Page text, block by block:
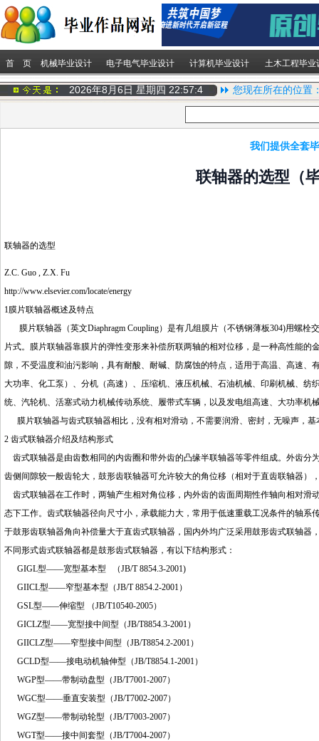
首 页 机械毕业设计 电子电气毕业设计 计算机毕业设计 土木工程毕业
2026年8月6日 星期四 22:57:5 您现在所在的位置
我们提供全套
联轴器的选型（
联轴器的选型
Z.C. Guo , Z.X. Fu
http://www.elsevier.com/locate/energy
1膜片联轴器概述及特点
膜片联轴器（英文Diaphragm Coupling）是有几组膜片（不锈钢薄板304)用螺栓
片式。膜片联轴器靠膜片的弹性变形来补偿所联两轴的相对位移，是一种高性能
隙，不受温度和油污影响，具有耐酸、耐碱、防腐蚀的特点，适用于高温、高速
大功率、化工泵）、分机（高速）、压缩机、液压机械、石油机械、印刷机械、
统、汽轮机、活塞式动力机械传动系统、履带式车辆，以及发电组高速、大功率机
膜片联轴器与齿式联轴器相比，没有相对滑动，不需要润滑、密封，无噪声，
2 齿式联轴器介绍及结构形式
齿式联轴器是由齿数相同的内齿圈和带外齿的凸缘半联轴器等零件组成。外齿分
齿侧间隙较一般齿轮大，鼓形齿联轴器可允许较大的角位移（相对于直齿联轴器）
齿式联轴器在工作时，两轴产生相对角位移，内外齿的齿面周期性作轴向相对滑
态下工作。齿式联轴器径向尺寸小，承载能力大，常用于低速重载工况条件的轴
于鼓形齿联轴器角向补偿量大于直齿式联轴器，国内外均广泛采用鼓形齿式联轴
不同形式齿式联轴器都是鼓形齿式联轴器，有以下结构形式：
GIGL型——宽型基本型 （JB/T 8854.3-2001)
GIICL型——窄型基本型（JB/T 8854.2-2001）
GSL型——伸缩型 （JB/T10540-2005）
GICLZ型——宽型接中间型（JB/T8854.3-2001）
GIICLZ型——窄型接中间型（JB/T8854.2-2001）
GCLD型——接电动机轴伸型（JB/T8854.1-2001）
WGP型——带制动盘型（JB/T7001-2007）
WGC型——垂直安装型（JB/T7002-2007）
WGZ型——带制动轮型（JB/T7003-2007）
WGT型——接中间套型（JB/T7004-2007）